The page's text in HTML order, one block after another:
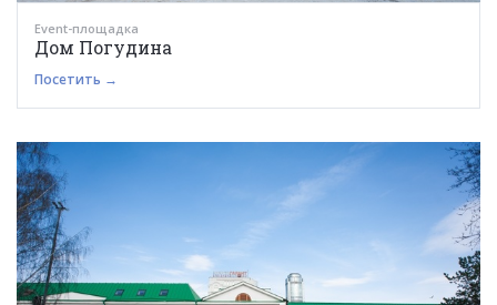
Event-площадка
Дом Погудина
Посетить →